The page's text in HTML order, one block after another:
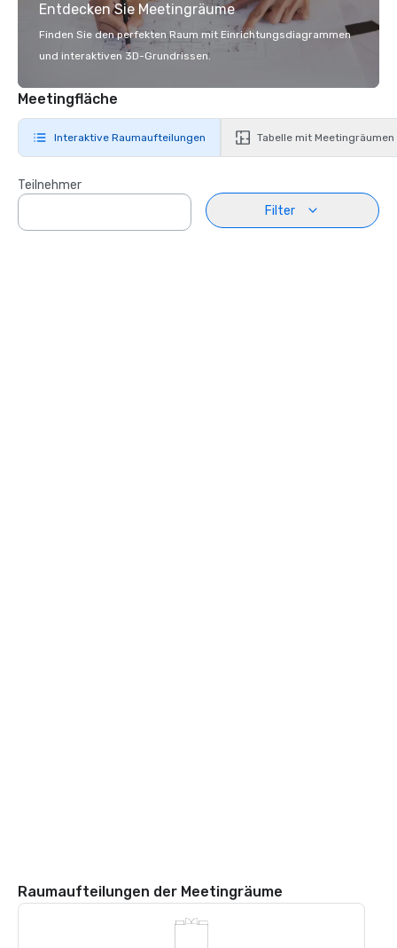
Entdecken Sie Meetingräume
Finden Sie den perfekten Raum mit Einrichtungsdiagrammen
und interaktiven 3D-Grundrissen.
Meetingfläche
Interaktive Raumaufteilungen Tabelle mit Meetingräumen
Teilnehmer
Filter
Raumaufteilungen der Meetingräume